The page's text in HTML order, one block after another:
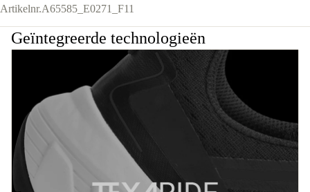
Artikelnr.A65585_E0271_F11
Geïntegreerde technologieën